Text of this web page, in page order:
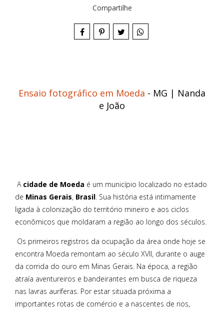
Compartilhe
Ensaio fotográfico em Moeda - MG | Nanda
e João
A cidade de Moeda é um município localizado no estado
de Minas Gerais, Brasil. Sua história está intimamente
ligada à colonização do território mineiro e aos ciclos
econômicos que moldaram a região ao longo dos séculos.
Os primeiros registros da ocupação da área onde hoje se
encontra Moeda remontam ao século XVII, durante o auge
da corrida do ouro em Minas Gerais. Na época, a região
atraía aventureiros e bandeirantes em busca de riqueza
nas lavras auríferas. Por estar situada próxima a
importantes rotas de comércio e a nascentes de rios,